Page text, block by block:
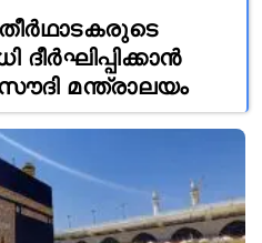
ദീർഘിപ്പിക്കാൻ
മന്ത്രാലയം